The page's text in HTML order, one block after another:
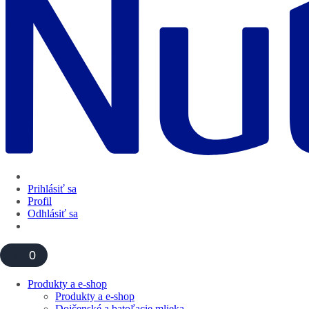
Prihlásiť sa
Profil
Odhlásiť sa
0
Produkty a e-shop
Produkty a e-shop